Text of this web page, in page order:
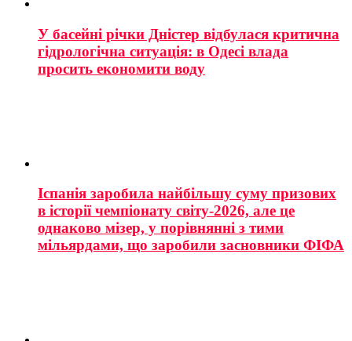
У басейні річки Дністер відбулася критична
гідрологічна ситуація: в Одесі влада
просить економити воду
Іспанія заробила найбільшу суму призових
в історії чемпіонату світу-2026, але це
однаково мізер, у порівнянні з тими
мільярдами, що заробили засновники ФІФА